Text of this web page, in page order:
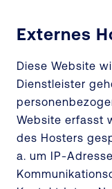
Externes
Diese Website
Dienstleister
Website erfasst
des Hosters
a. um IP-